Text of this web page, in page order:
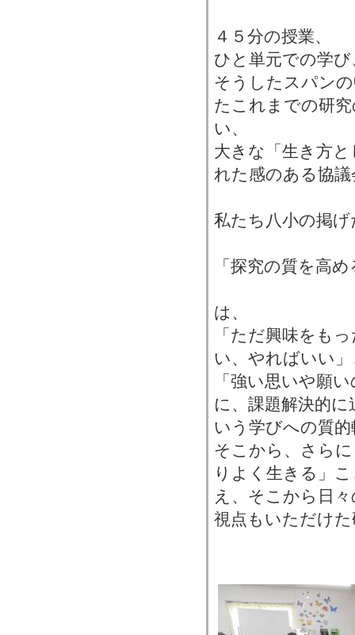
４５分の授業、
ひと単元での学び
そうしたスパン
たこれまでの研
い、
大きな「生き方
れた感のある協
私たち八小の掲げ
「探究の質を高
は、
「ただ興味をも
い、やればいい
「強い思いや願
に、課題解決的
いう学びへの質
そこから、さら
りよく生きる」
え、そこから日
視点もいただけ